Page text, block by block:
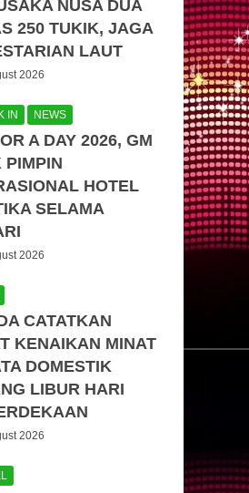
NUSA DUA
250 TUKIK, JAGA
LAUT
2026
IN NEWS
A DAY 2026, GM
PIMPIN
HOTEL
SELAMA
2026
CATATKAN
KENAIKAN MINAT
DOMESTIK
LIBUR HARI
2026